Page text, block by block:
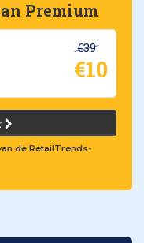
Premium
€39
€10
de RetailTrends-